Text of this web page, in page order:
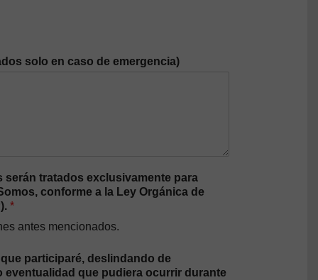
solo en caso de emergencia)
tratados exclusivamente para
conforme a la Ley Orgánica de
*
antes mencionados.
participaré, deslindando de
que pudiera ocurrir durante